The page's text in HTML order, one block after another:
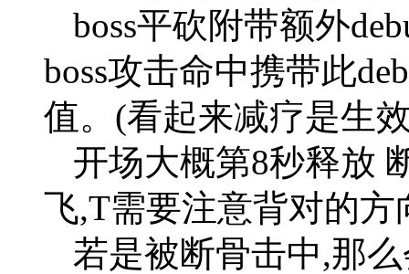
boss平砍附带额外
boss攻击命中携带此
值。(看起来减疗是生
开场大概第8秒释放
飞,T需要注意背对的方
若是被断骨击中,那